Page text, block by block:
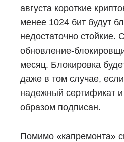
августа короткие
менее 1024 бит будут
недостаточно стойкие.
обновление-
месяц. Блокировка
даже в том случае,
надежный сертификат
образом подписан.
Помимо «капремонта»